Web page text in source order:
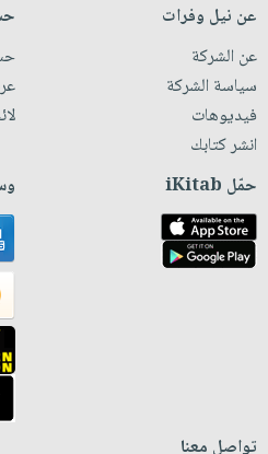
عن نيل وفرات
عن الشركة
سياسة الشركة
فيديوهات
انشر كتابك
حمّل iKitab
تواصل معنا